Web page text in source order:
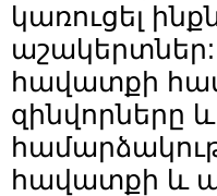
կառուցել
աշակերտներ:
հավատքի
զինվորները
հավատքի և